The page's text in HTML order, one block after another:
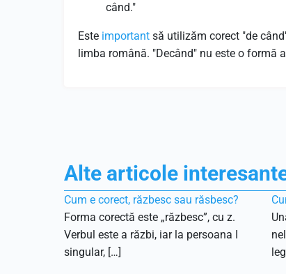
când."
Este important să utilizăm corect "de
limba română. "Decând" nu este o formă
Alte articole
Cum e corect, răzbesc sau răsbesc?
Forma corectă este „răzbesc”, cu z.
Verbul este a răzbi, iar la persoana I
singular, […]